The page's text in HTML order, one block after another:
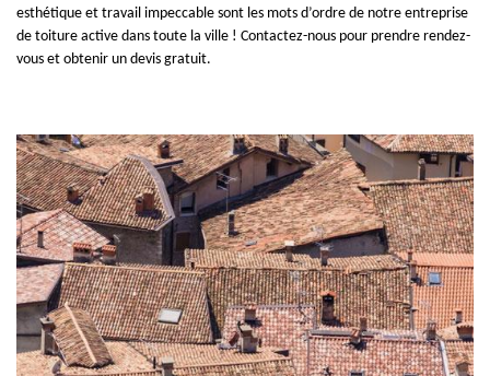
esthétique et travail impeccable sont les mots d’ordre de notre entreprise
de toiture active dans toute la ville ! Contactez-nous pour prendre rendez-
vous et obtenir un devis gratuit.